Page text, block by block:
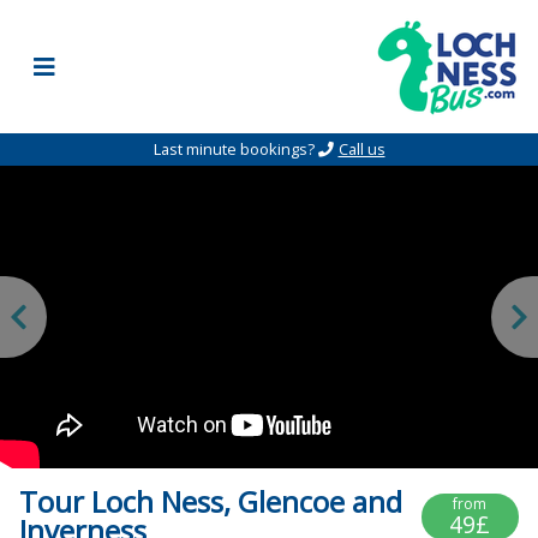
Last minute bookings? Call us
Tour Loch Ness, Glencoe and from
49£